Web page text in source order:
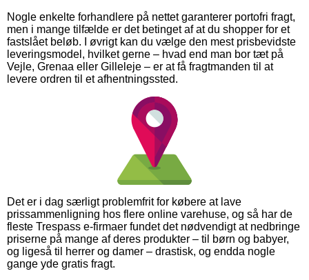
Nogle enkelte forhandlere på nettet garanterer portofri fragt,
men i mange tilfælde er det betinget af at du shopper for et
fastslået beløb. I øvrigt kan du vælge den mest prisbevidste
leveringsmodel, hvilket gerne – hvad end man bor tæt på
Vejle, Grenaa eller Gilleleje – er at få fragtmanden til at
levere ordren til et afhentningssted.
Det er i dag særligt problemfrit for købere at lave
prissammenligning hos flere online varehuse, og så har de
fleste Trespass e-firmaer fundet det nødvendigt at nedbringe
priserne på mange af deres produkter – til børn og babyer,
og ligeså til herrer og damer – drastisk, og endda nogle
gange yde gratis fragt.